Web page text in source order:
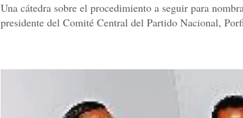
Una cátedra sobre el procedimiento a seguir para
presidente del Comité Central del Partido Nacional,